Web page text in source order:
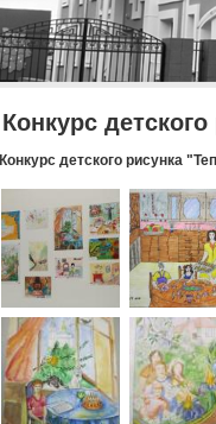
Конкурс
Конкурс детского рисунка